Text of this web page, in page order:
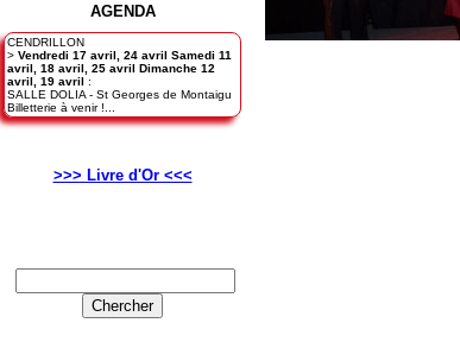
AGENDA
CENDRILLON
> Vendredi 17 avril, 24 avril Samedi 11
avril, 18 avril, 25 avril Dimanche 12
avril, 19 avril :
SALLE DOLIA - St Georges de Montaigu
Billetterie à venir !...
>>> Livre d'Or <<<